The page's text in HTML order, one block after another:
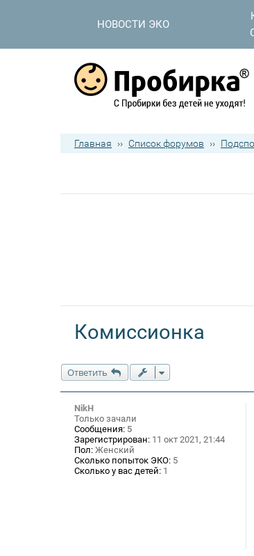
НОВОСТИ ЭКО
Главная ›› Список форумов ››
Комиссионка
Ответить
NikH
Только зачали
Сообщения: 5
Зарегистрирован: 11 окт 2021, 21:44
Пол: Женский
Сколько попыток ЭКО: 5
Сколько у вас детей: 1